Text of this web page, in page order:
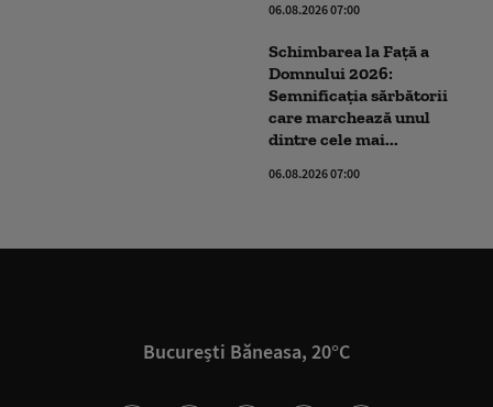
06.08.2026 07:00
Schimbarea la Față a
Domnului 2026:
Semnificația sărbătorii
care marchează unul
dintre cele mai...
06.08.2026 07:00
București Băneasa, 20°C